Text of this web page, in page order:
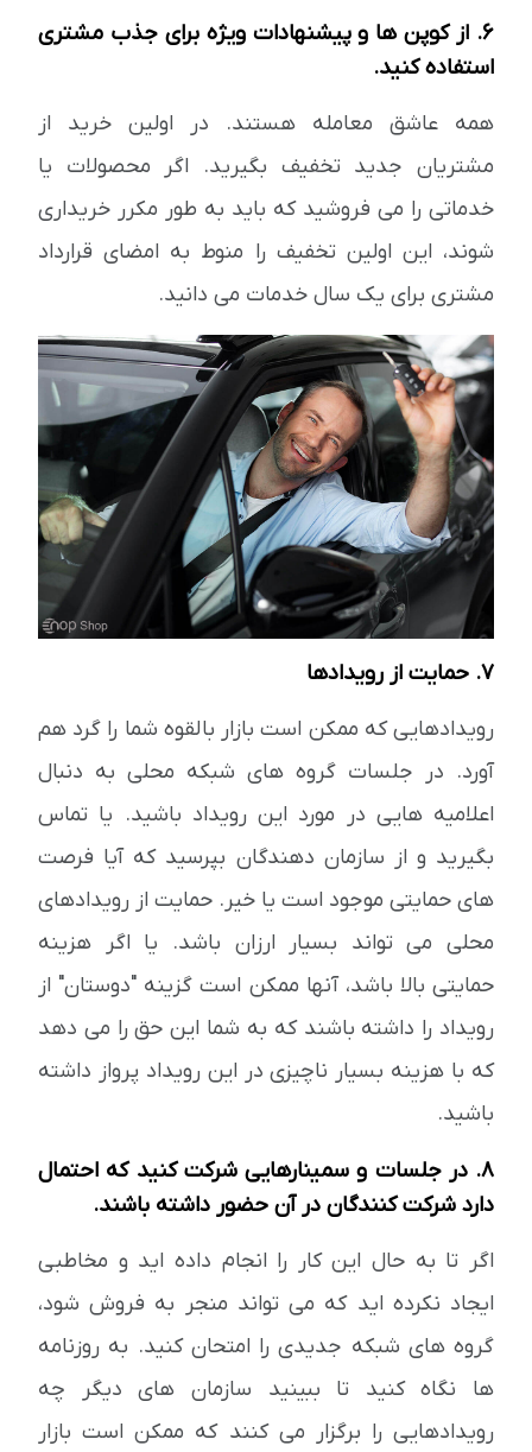
6. از کوپن ها و پیشنهادات ویژه برای جذب مشتری
استفاده کنید.
همه عاشق معامله هستند. در اولین خرید از
مشتریان جدید تخفیف بگیرید. اگر محصولات یا
خدماتی را می فروشید که باید به طور مکرر خریداری
شوند، این اولین تخفیف را منوط به امضای قرارداد
مشتری برای یک سال خدمات می دانید.
7. حمایت از رویدادها
رویدادهایی که ممکن است بازار بالقوه شما را گرد هم
آورد. در جلسات گروه های شبکه محلی به دنبال
اعلامیه هایی در مورد این رویداد باشید. یا تماس
بگیرید و از سازمان دهندگان بپرسید که آیا فرصت
های حمایتی موجود است یا خیر. حمایت از رویدادهای
محلی می تواند بسیار ارزان باشد. یا اگر هزینه
حمایتی بالا باشد، آنها ممکن است گزینه "دوستان" از
رویداد را داشته باشند که به شما این حق را می دهد
که با هزینه بسیار ناچیزی در این رویداد پرواز داشته
باشید.
8. در جلسات و سمینارهایی شرکت کنید که احتمال
دارد شرکت کنندگان در آن حضور داشته باشند.
اگر تا به حال این کار را انجام داده اید و مخاطبی
ایجاد نکرده اید که می تواند منجر به فروش شود،
گروه های شبکه جدیدی را امتحان کنید. به روزنامه
ها نگاه کنید تا ببینید سازمان های دیگر چه
رویدادهایی را برگزار می کنند که ممکن است بازار